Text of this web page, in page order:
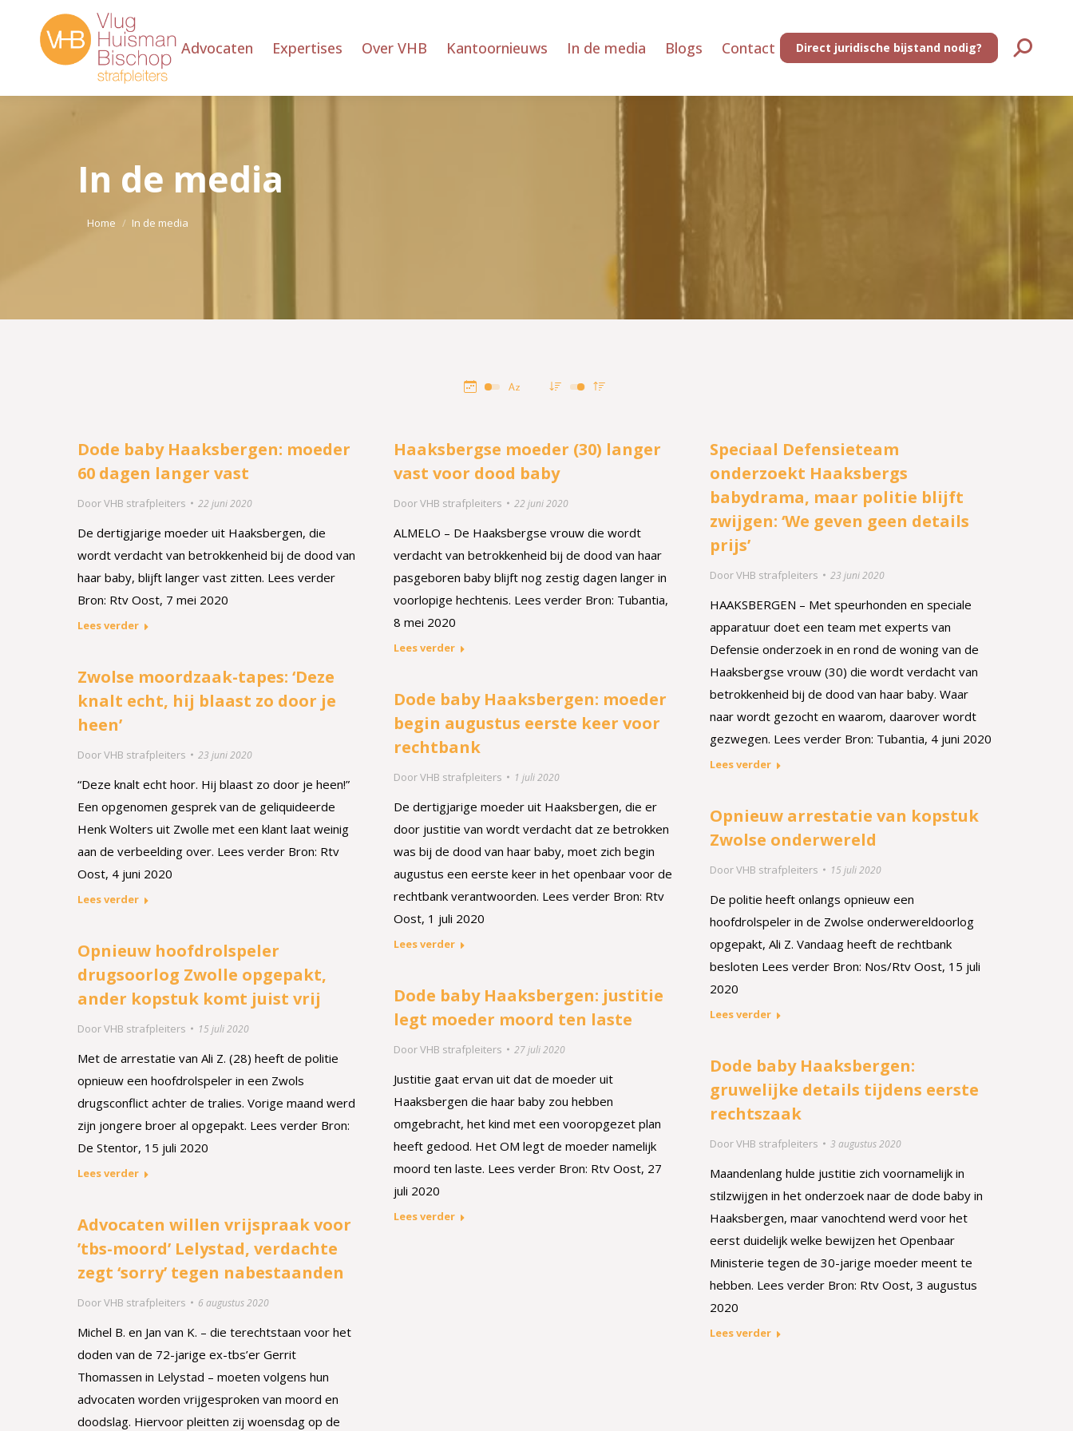
Advocaten Expertises Over VHB Kantoornieuws In de media Blogs Contact Direct juridische bijstand nodig? Zoeken:
In de media
Home In de media
Dode baby Haaksbergen: moeder
60 dagen langer vast
DoorVHB strafpleiters 22 juni 2020
De dertigjarige moeder uit Haaksbergen, die
wordt verdacht van betrokkenheid bij de dood van
haar baby, blijft langer vast zitten. Lees verder
Bron: Rtv Oost, 7 mei 2020
Lees verder
Haaksbergse moeder (30) langer
vast voor dood baby
DoorVHB strafpleiters 22 juni 2020
ALMELO – De Haaksbergse vrouw die wordt
verdacht van betrokkenheid bij de dood van haar
pasgeboren baby blijft nog zestig dagen langer in
voorlopige hechtenis. Lees verder Bron: Tubantia,
8 mei 2020
Lees verder
Speciaal Defensieteam
onderzoekt Haaksbergs
babydrama, maar politie blijft
zwijgen: ‘We geven geen details
prijs’
DoorVHB strafpleiters 23 juni 2020
HAAKSBERGEN – Met speurhonden en speciale
apparatuur doet een team met experts van
Defensie onderzoek in en rond de woning van de
Haaksbergse vrouw (30) die wordt verdacht van
betrokkenheid bij de dood van haar baby. Waar
naar wordt gezocht en waarom, daarover wordt
gezwegen. Lees verder Bron: Tubantia, 4 juni 2020
Lees verder
Zwolse moordzaak-tapes: ‘Deze
knalt echt, hij blaast zo door je
heen’
DoorVHB strafpleiters 23 juni 2020
“Deze knalt echt hoor. Hij blaast zo door je heen!”
Een opgenomen gesprek van de geliquideerde
Henk Wolters uit Zwolle met een klant laat weinig
aan de verbeelding over. Lees verder Bron: Rtv
Oost, 4 juni 2020
Lees verder
Dode baby Haaksbergen: moeder
begin augustus eerste keer voor
rechtbank
DoorVHB strafpleiters 1 juli 2020
De dertigjarige moeder uit Haaksbergen, die er
door justitie van wordt verdacht dat ze betrokken
was bij de dood van haar baby, moet zich begin
augustus een eerste keer in het openbaar voor de
rechtbank verantwoorden. Lees verder Bron: Rtv
Oost, 1 juli 2020
Lees verder
Opnieuw arrestatie van kopstuk
Zwolse onderwereld
DoorVHB strafpleiters 15 juli 2020
De politie heeft onlangs opnieuw een
hoofdrolspeler in de Zwolse onderwereldoorlog
opgepakt, Ali Z. Vandaag heeft de rechtbank
besloten Lees verder Bron: Nos/Rtv Oost, 15 juli
2020
Lees verder
Opnieuw hoofdrolspeler
drugsoorlog Zwolle opgepakt,
ander kopstuk komt juist vrij
DoorVHB strafpleiters 15 juli 2020
Met de arrestatie van Ali Z. (28) heeft de politie
opnieuw een hoofdrolspeler in een Zwols
drugsconflict achter de tralies. Vorige maand werd
zijn jongere broer al opgepakt. Lees verder Bron:
De Stentor, 15 juli 2020
Lees verder
Dode baby Haaksbergen: justitie
legt moeder moord ten laste
DoorVHB strafpleiters 27 juli 2020
Justitie gaat ervan uit dat de moeder uit
Haaksbergen die haar baby zou hebben
omgebracht, het kind met een vooropgezet plan
heeft gedood. Het OM legt de moeder namelijk
moord ten laste. Lees verder Bron: Rtv Oost, 27
juli 2020
Lees verder
Dode baby Haaksbergen:
gruwelijke details tijdens eerste
rechtszaak
DoorVHB strafpleiters 3 augustus 2020
Maandenlang hulde justitie zich voornamelijk in
stilzwijgen in het onderzoek naar de dode baby in
Haaksbergen, maar vanochtend werd voor het
eerst duidelijk welke bewijzen het Openbaar
Ministerie tegen de 30-jarige moeder meent te
hebben. Lees verder Bron: Rtv Oost, 3 augustus
2020
Lees verder
Advocaten willen vrijspraak voor
’tbs-moord’ Lelystad, verdachte
zegt ‘sorry’ tegen nabestaanden
DoorVHB strafpleiters 6 augustus 2020
Michel B. en Jan van K. – die terechtstaan voor het
doden van de 72-jarige ex-tbs’er Gerrit
Thomassen in Lelystad – moeten volgens hun
advocaten worden vrijgesproken van moord en
doodslag. Hiervoor pleitten zij woensdag op de